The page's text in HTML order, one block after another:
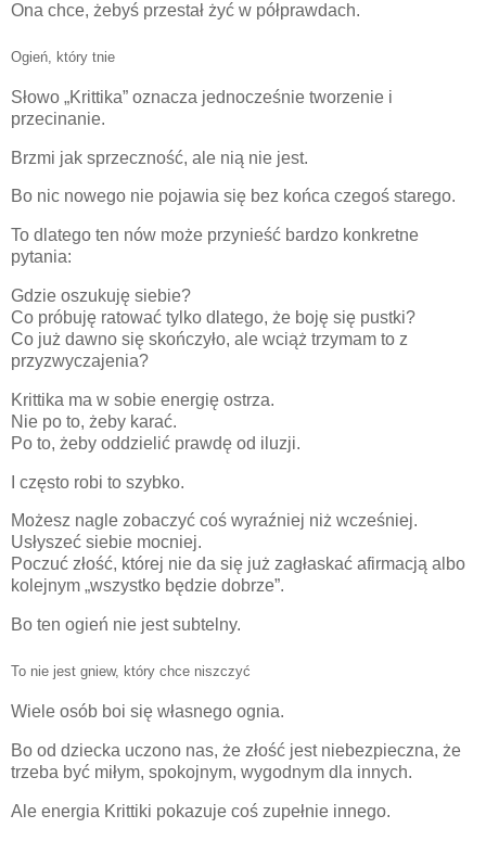
Ona chce, żebyś przestał żyć w półprawdach.
Ogień, który tnie
Słowo „Krittika” oznacza jednocześnie tworzenie i
przecinanie.
Brzmi jak sprzeczność, ale nią nie jest.
Bo nic nowego nie pojawia się bez końca czegoś starego.
To dlatego ten nów może przynieść bardzo konkretne
pytania:
Gdzie oszukuję siebie?
Co próbuję ratować tylko dlatego, że boję się pustki?
Co już dawno się skończyło, ale wciąż trzymam to z
przyzwyczajenia?
Krittika ma w sobie energię ostrza.
Nie po to, żeby karać.
Po to, żeby oddzielić prawdę od iluzji.
I często robi to szybko.
Możesz nagle zobaczyć coś wyraźniej niż wcześniej.
Usłyszeć siebie mocniej.
Poczuć złość, której nie da się już zagłaskać afirmacją albo
kolejnym „wszystko będzie dobrze”.
Bo ten ogień nie jest subtelny.
To nie jest gniew, który chce niszczyć
Wiele osób boi się własnego ognia.
Bo od dziecka uczono nas, że złość jest niebezpieczna, że
trzeba być miłym, spokojnym, wygodnym dla innych.
Ale energia Krittiki pokazuje coś zupełnie innego.